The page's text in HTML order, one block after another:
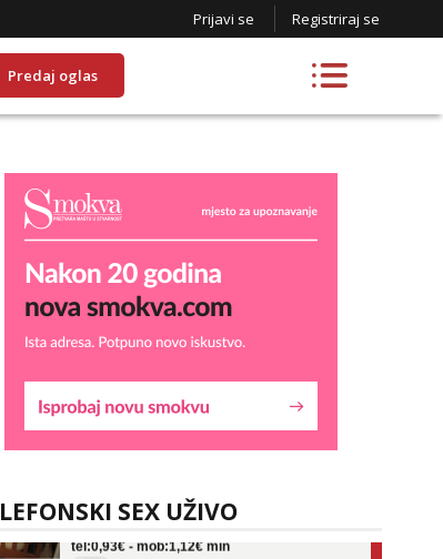
Prijavi se Registriraj se
Predaj oglas
SEX UŽIVO
Maja
Tel:064/677-677 - Kod: #04
Obavijesti me kada se oslobodi